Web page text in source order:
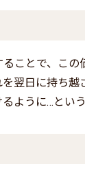
ことで、こ
翌日に持ち
ように…とい